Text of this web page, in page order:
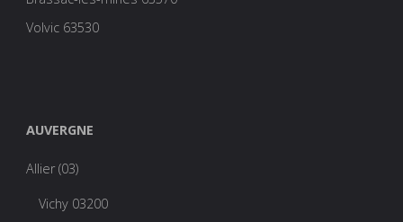
Volvic 63530
AUVERGNE
Allier (03)
Vichy 03200